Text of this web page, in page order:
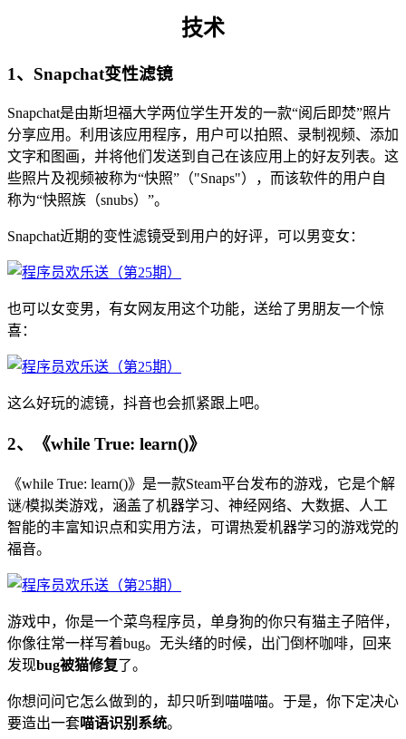
技术
1、Snapchat变性滤镜
Snapchat是由斯坦福大学两位学生开发的一款“阅后即焚”照片
分享应用。利用该应用程序，用户可以拍照、录制视频、添加
文字和图画，并将他们发送到自己在该应用上的好友列表。这
些照片及视频被称为“快照”（"Snaps"），而该软件的用户自
称为“快照族（snubs）”。
Snapchat近期的变性滤镜受到用户的好评，可以男变女：
也可以女变男，有女网友用这个功能，送给了男朋友一个惊
喜：
这么好玩的滤镜，抖音也会抓紧跟上吧。
2、《while True: learn()》
《while True: learn()》是一款Steam平台发布的游戏，它是个解
谜/模拟类游戏，涵盖了机器学习、神经网络、大数据、人工
智能的丰富知识点和实用方法，可谓热爱机器学习的游戏党的
福音。
游戏中，你是一个菜鸟程序员，单身狗的你只有猫主子陪伴，
你像往常一样写着bug。无头绪的时候，出门倒杯咖啡，回来
发现bug被猫修复了。
你想问问它怎么做到的，却只听到喵喵喵。于是，你下定决心
要造出一套喵语识别系统。